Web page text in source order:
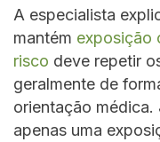
A especialista
mantém exposição
risco deve repetir
geralmente de
orientação médica.
apenas uma